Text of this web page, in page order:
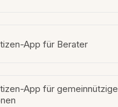
App für Berater
App für gemeinnützige